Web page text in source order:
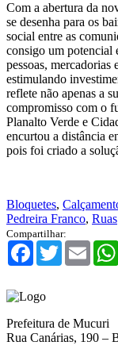
Com a abertura da
se desenha para os
social entre as
consigo um potencial
pessoas,
estimulando
reflete não apenas a
compromisso com o
Planalto Verde e
encurtou a distância
pois foi criado a
Bloquetes,
Pedreira Franco, Ruas
Compartilhar:
Facebook
TwitterEmail
Prefeitura de Mucuri
Rua Canárias, 190 –